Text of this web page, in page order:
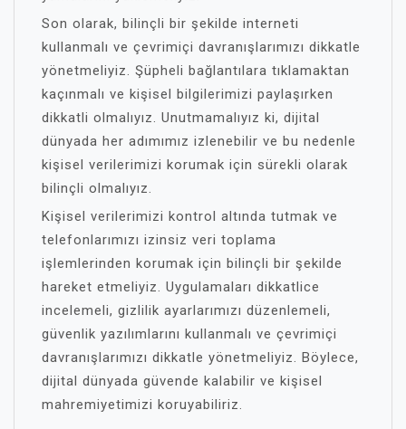
Son olarak, bilinçli bir şekilde interneti
kullanmalı ve çevrimiçi davranışlarımızı dikkatle
yönetmeliyiz. Şüpheli bağlantılara tıklamaktan
kaçınmalı ve kişisel bilgilerimizi paylaşırken
dikkatli olmalıyız. Unutmamalıyız ki, dijital
dünyada her adımımız izlenebilir ve bu nedenle
kişisel verilerimizi korumak için sürekli olarak
bilinçli olmalıyız.
Kişisel verilerimizi kontrol altında tutmak ve
telefonlarımızı izinsiz veri toplama
işlemlerinden korumak için bilinçli bir şekilde
hareket etmeliyiz. Uygulamaları dikkatlice
incelemeli, gizlilik ayarlarımızı düzenlemeli,
güvenlik yazılımlarını kullanmalı ve çevrimiçi
davranışlarımızı dikkatle yönetmeliyiz. Böylece,
dijital dünyada güvende kalabilir ve kişisel
mahremiyetimizi koruyabiliriz.